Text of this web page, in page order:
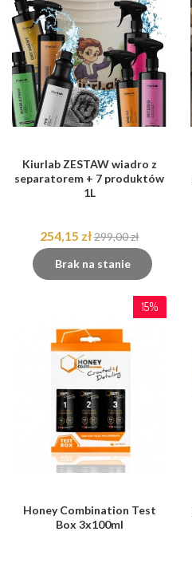
Kiurlab ZESTAW wiadro z
separatorem + 7 produktów
1L
254,15 zł299,00 zł
Brak na stanie
15%
Honey Combination Test
Box 3x100ml